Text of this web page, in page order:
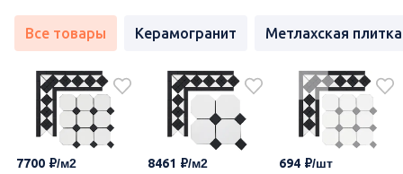
Все товары Керамогранит Метлахская плитка
7700 8461 694